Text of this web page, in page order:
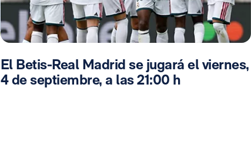
El Betis-Real Madrid se jugará el viernes,
4 de septiembre, a las 21:00 h